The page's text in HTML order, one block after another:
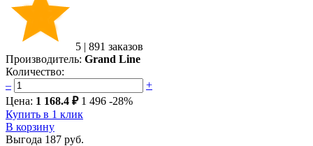
5 | 891 заказов
Производитель: Grand Line
Количество:
–
+
Цена: 1 168.4 ₽ 1 496 -28%
Купить в 1 клик
В корзину
Выгода 187 руб.